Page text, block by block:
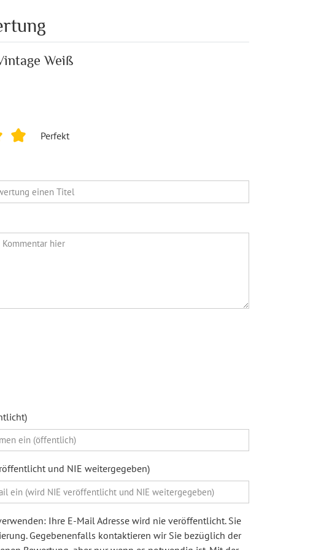
Weiß
Perfekt
und NIE weitergegeben)
Ihre E-Mail Adresse wird nie veröffentlicht. Sie
Gegebenenfalls kontaktieren wir Sie bezüglich der